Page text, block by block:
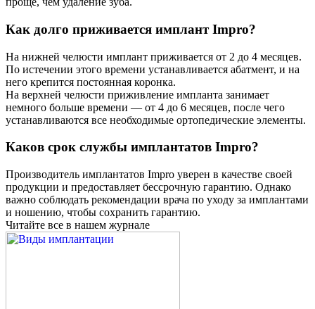
Как долго приживается имплант Impro?
На нижней челюсти имплант приживается от 2 до 4 месяцев.
По истечении этого времени устанавливается абатмент, и на
него крепится постоянная коронка.
На верхней челюсти приживление импланта занимает
немного больше времени — от 4 до 6 месяцев, после чего
устанавливаются все необходимые ортопедические элементы.
Каков срок службы имплантатов Impro?
Производитель имплантатов Impro уверен в качестве своей
продукции и предоставляет бессрочную гарантию. Однако
важно соблюдать рекомендации врача по уходу за имплантами
и ношению, чтобы сохранить гарантию.
Читайте все в нашем журнале